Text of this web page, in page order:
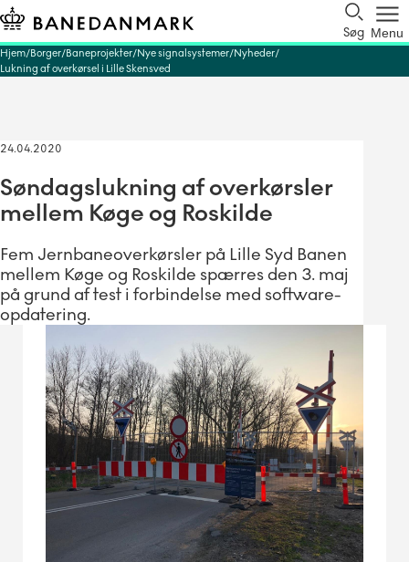
Søg Menu
Hjem Borger Baneprojekter Nye signalsystemer Nyheder
Lukning af overkørsel i Lille Skensved
24.04.2020
Søndagslukning af overkørsler
mellem Køge og Roskilde
Fem Jernbaneoverkørsler på Lille Syd Banen
mellem Køge og Roskilde spærres den 3. maj
på grund af test i forbindelse med software-
opdatering.